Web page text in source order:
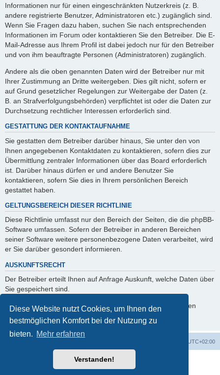
Diese Website nutzt Cookies, um Ihnen den
bestmöglichen Komfort bei der Nutzung zu
bieten. Mehr erfahren
Verstanden!
Informationen nur für einen eingeschränkten Nutzerkreis (z. B.
andere registrierte Benutzer, Administratoren etc.) zugänglich sind.
Wenn Sie Fragen dazu haben, suchen Sie nach entsprechenden
Informationen im Forum oder kontaktieren Sie den Betreiber. Die E-
Mail-Adresse aus Ihrem Profil ist dabei jedoch nur für den Betreiber
und von ihm beauftragte Personen (Administratoren) zugänglich.
Andere als die oben genannten Daten wird der Betreiber nur mit
Ihrer Zustimmung an Dritte weitergeben. Dies gilt nicht, sofern er
auf Grund gesetzlicher Regelungen zur Weitergabe der Daten (z.
B. an Strafverfolgungsbehörden) verpflichtet ist oder die Daten zur
Durchsetzung rechtlicher Interessen erforderlich sind.
GESTATTUNG DER KONTAKTAUFNAHME
Sie gestatten dem Betreiber darüber hinaus, Sie unter den von
Ihnen angegebenen Kontaktdaten zu kontaktieren, sofern dies zur
Übermittlung zentraler Informationen über das Board erforderlich
ist. Darüber hinaus dürfen er und andere Benutzer Sie
kontaktieren, sofern Sie dies in Ihrem persönlichen Bereich
gestattet haben.
GELTUNGSBEREICH DIESER RICHTLINIE
Diese Richtlinie umfasst nur den Bereich der Seiten, die die phpBB-
Software umfassen. Sofern der Betreiber in anderen Bereichen
seiner Software weitere personenbezogene Daten verarbeitet, wird
er Sie darüber gesondert informieren.
AUSKUNFTSRECHT
Der Betreiber erteilt Ihnen auf Anfrage Auskunft, welche Daten über
Sie gespeichert sind.
Sie können jederzeit die Löschung bzw. Sperrung Ihrer Daten
verlangen. Kontaktieren Sie hierzu bitte den Betreiber.
UTC+02:00
Powered byphpBB® Forum Software © phpBB Limited
phpBB.de